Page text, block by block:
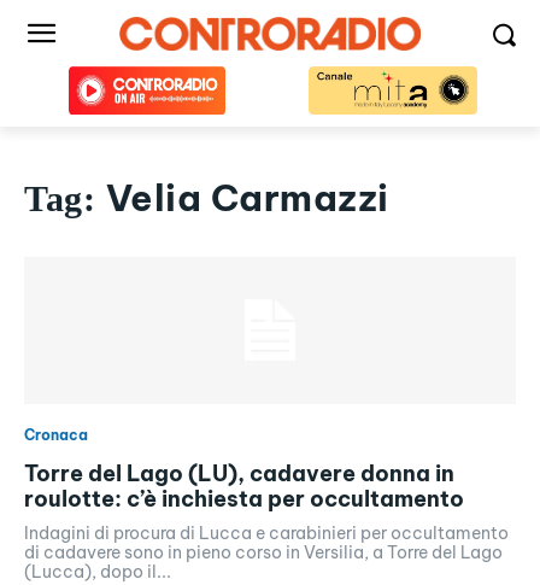
Tag: Velia Carmazzi
Cronaca
Torre del Lago (LU), cadavere donna in
roulotte: c’è inchiesta per occultamento
Indagini di procura di Lucca e carabinieri per occultamento
di cadavere sono in pieno corso in Versilia, a Torre del Lago
(Lucca), dopo il...